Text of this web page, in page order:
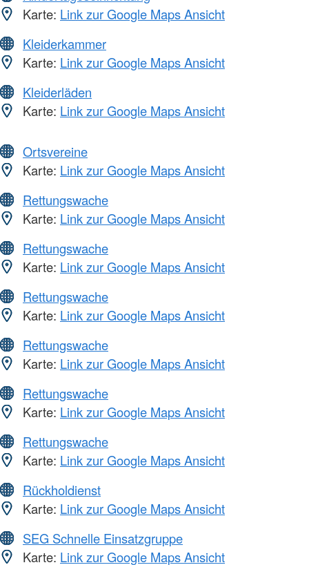
Karte: Link zur Google Maps Ansicht
Kleiderkammer
Karte: Link zur Google Maps Ansicht
Kleiderläden
Karte: Link zur Google Maps Ansicht
Ortsvereine
Karte: Link zur Google Maps Ansicht
Rettungswache
Karte: Link zur Google Maps Ansicht
Rettungswache
Karte: Link zur Google Maps Ansicht
Rettungswache
Karte: Link zur Google Maps Ansicht
Rettungswache
Karte: Link zur Google Maps Ansicht
Rettungswache
Karte: Link zur Google Maps Ansicht
Rettungswache
Karte: Link zur Google Maps Ansicht
Rückholdienst
Karte: Link zur Google Maps Ansicht
SEG Schnelle Einsatzgruppe
Karte: Link zur Google Maps Ansicht